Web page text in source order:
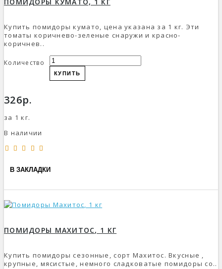
Купить помидоры кумато, цена указана за 1 кг. Эти
томаты коричнево-зеленые снаружи и красно-
коричнев..
Количество
КУПИТЬ
326р.
за 1 кг.
В наличии
В ЗАКЛАДКИ
ПОМИДОРЫ МАХИТОС, 1 КГ
Купить помидоры сезонные, сорт Махитос. Вкусные ,
крупные, мясистые, немного сладковатые помидоры со..